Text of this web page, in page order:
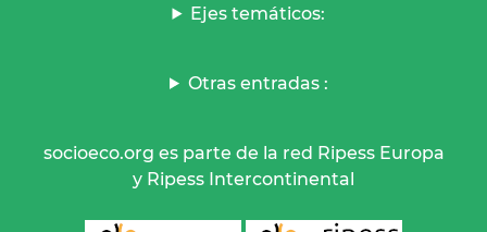
Ejes temáticos:
Otras entradas :
socioeco.org es parte de la red Ripess Europa
y Ripess Intercontinental